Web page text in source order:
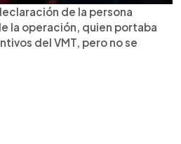
de la persona
la operación, quien portaba
del VMT, pero no se